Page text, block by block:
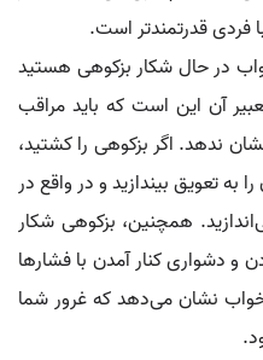
فردی قدرتمندتر است.
در حال شکار بزکوهی هستید
آن این است که باید مراقب
ندهد. اگر بزکوهی را کشتید،
به تعویق بیندازید و در واقع در
همچنین، بزکوهی شکار
و دشواری کنار آمدن با فشارها
نشان می‌دهد که غرور شما